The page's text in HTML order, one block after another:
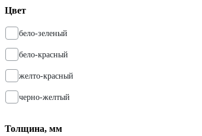
Цвет
бело-зеленый
бело-красный
желто-красный
черно-желтый
Толщина, мм